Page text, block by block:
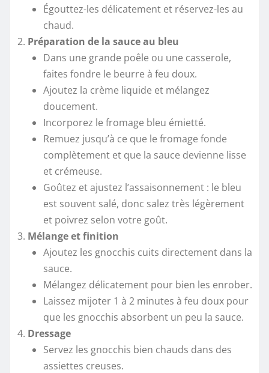
Égouttez-les délicatement et réservez-les au
chaud.
Préparation de la sauce au bleu
Dans une grande poêle ou une casserole,
faites fondre le beurre à feu doux.
Ajoutez la crème liquide et mélangez
doucement.
Incorporez le fromage bleu émietté.
Remuez jusqu’à ce que le fromage fonde
complètement et que la sauce devienne lisse
et crémeuse.
Goûtez et ajustez l’assaisonnement : le bleu
est souvent salé, donc salez très légèrement
et poivrez selon votre goût.
Mélange et finition
Ajoutez les gnocchis cuits directement dans la
sauce.
Mélangez délicatement pour bien les enrober.
Laissez mijoter 1 à 2 minutes à feu doux pour
que les gnocchis absorbent un peu la sauce.
Dressage
Servez les gnocchis bien chauds dans des
assiettes creuses.